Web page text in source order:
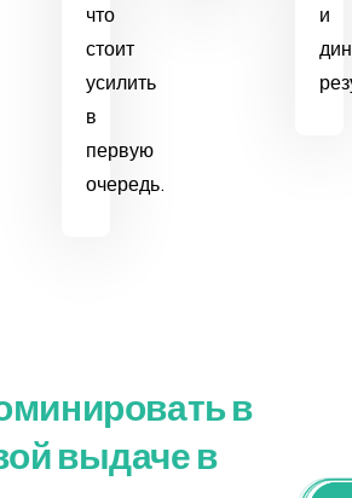
что
стоит
усилить
в
первую
очередь.
и
в
выдаче в